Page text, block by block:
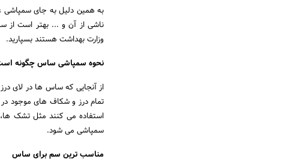
به همین دلیل به جای سمپاشی
ناشی از آن و ... بهتر است از
وزارت بهداشت هستند بسپارید.
نحوه سمپاشی ساس چگونه
از آنجایی که ساس ها در لای
تمام درز و شکاف های موجود در
استفاده می کنند مثل تشک
سمپاشی می شود.
مناسب ترین سم برای ساس